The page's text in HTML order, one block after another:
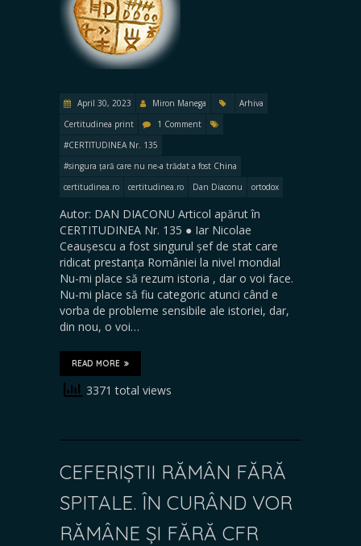
April 30, 2023 Miron Manega
Arhiva
Certitudinea print
1 Comment
#CERTITUDINEA Nr. 135
#singura țară care nu ne-a trădat a fost China
certitudinea.ro
certitudinea.ro Dan Diaconu ortodox
Autor: DAN DIACONU Articol apărut în
CERTITUDINEA Nr. 135 ● Iar Nicolae
Ceaușescu a fost singurul șef de stat care
ridicat prestanța României la nivel mondial
Nu-mi place să rezum istoria , dar o voi face.
Nu-mi place să fiu categoric atunci când e
vorba de probleme sensibile ale istoriei, dar,
din nou, o voi…
READ MORE
3371 total views
CEFERIȘTII RĂMÂN FĂRĂ
SPITALE. ÎN CURÂND VOR
RĂMÂNE ȘI FĂRĂ CFR